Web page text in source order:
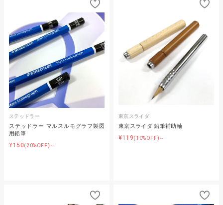
ステッドラー
ステッドラー マルスルモグラフ製図
用鉛筆
¥150(20%OFF)～
東京スライダ
東京スライダ 鉛筆補助軸
¥119(10%OFF)～